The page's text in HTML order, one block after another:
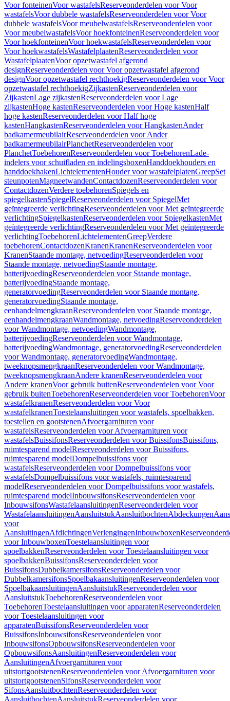
Voor fonteinenVoor wastafelsReserveonderdelen voor Voor
wastafelsVoor dubbele wastafelsReserveonderdelen voor Voor
dubbele wastafelsVoor meubelwastafelsReserveonderdelen voor
Voor meubelwastafelsVoor hoekfonteinenReserveonderdelen voor
Voor hoekfonteinenVoor hoekwastafelsReserveonderdelen voor
Voor hoekwastafelsWastafelplaatenReserveonderdelen voor
WastafelplaatenVoor opzetwastafel afgerond
designReserveonderdelen voor Voor opzetwastafel afgerond
designVoor opzetwastafel rechthoekigReserveonderdelen voor Voor
opzetwastafel rechthoekigZijkastenReserveonderdelen voor
ZijkastenLage zijkastenReserveonderdelen voor Lage
zijkastenHoge kastenReserveonderdelen voor Hoge kastenHalf
hoge kastenReserveonderdelen voor Half hoge
kastenHangkastenReserveonderdelen voor HangkastenAnder
badkamermeubilairReserveonderdelen voor Ander
badkamermeubilairPlanchetReserveonderdelen voor
PlanchetToebehorenReserveonderdelen voor ToebehorenLade-
indelers voor schuifladen en indelingsboxenHanddoekhouders en
handdoekhakenLichtelementenHouder voor wastafelplatenGreepSet
steunpotenMagneetwandenContactdozenReserveonderdelen voor
ContactdozenVerdere toebehorenSpiegels en
spiegelkastenSpiegelReserveonderdelen voor SpiegelMet
geïntegreerde verlichtingReserveonderdelen voor Met geïntegreerde
verlichtingSpiegelkastenReserveonderdelen voor SpiegelkastenMet
geïntegreerde verlichtingReserveonderdelen voor Met geïntegreerde
verlichtingToebehorenLichtelementenGreepVerdere
toebehorenContactdozenKranenKranenReserveonderdelen voor
KranenStaande montage, netvoedingReserveonderdelen voor
Staande montage, netvoedingStaande montage,
batterijvoedingReserveonderdelen voor Staande montage,
batterijvoedingStaande montage,
generatorvoedingReserveonderdelen voor Staande montage,
generatorvoedingStaande montage,
eenhandelmengkraanReserveonderdelen voor Staande montage,
eenhandelmengkraanWandmontage, netvoedingReserveonderdelen
voor Wandmontage, netvoedingWandmontage,
batterijvoedingReserveonderdelen voor Wandmontage,
batterijvoedingWandmontage, generatorvoedingReserveonderdelen
voor Wandmontage, generatorvoedingWandmontage,
tweeknopsmengkraanReserveonderdelen voor Wandmontage,
tweeknopsmengkraanAndere kranenReserveonderdelen voor
Andere kranenVoor gebruik buitenReserveonderdelen voor Voor
gebruik buitenToebehorenReserveonderdelen voor ToebehorenVoor
wastafelkranenReserveonderdelen voor Voor
wastafelkranenToestelaansluitingen voor wastafels, spoelbakken,
toestellen en gootstenenAfvoergarnituren voor
wastafelsReserveonderdelen voor Afvoergarnituren voor
wastafelsBuissifonsReserveonderdelen voor BuissifonsBuissifons,
ruimtesparend modelReserveonderdelen voor Buissifons,
ruimtesparend modelDompelbuissifons voor
wastafelsReserveonderdelen voor Dompelbuissifons voor
wastafelsDompelbuissifons voor wastafels, ruimtesparend
modelReserveonderdelen voor Dompelbuissifons voor wastafels,
ruimtesparend modelInbouwsifonsReserveonderdelen voor
InbouwsifonsWastafelaansluitingenReserveonderdelen voor
WastafelaansluitingenAansluitstukAansluitbochtenAbdeckungen
voor
AansluitingenAfdichtingenVerlengingenInbouwboxen
voor InbouwboxenToestelaansluitingen voor
spoelbakkenReserveonderdelen voor Toestelaansluitingen voor
spoelbakkenBuissifonsReserveonderdelen voor
BuissifonsDubbelkamersifonsReserveonderdelen voor
DubbelkamersifonsSpoelbakaansluitingenReserveonderdelen voor
SpoelbakaansluitingenAansluitstukReserveonderdelen voor
AansluitstukToebehorenReserveonderdelen voor
ToebehorenToestelaansluitingen voor apparatenReserveonderdelen
voor Toestelaansluitingen voor
apparatenBuissifonsReserveonderdelen voor
BuissifonsInbouwsifonsReserveonderdelen voor
InbouwsifonsOpbouwsifonsReserveonderdelen voor
OpbouwsifonsAansluitingenReserveonderdelen voor
AansluitingenAfvoergarnituren voor
uitstortgootstenenReserveonderdelen voor Afvoergarnituren voor
uitstortgootstenenSifonsReserveonderdelen voor
SifonsAansluitbochtenReserveonderdelen voor
AansluitbochtenAansluitstukReserveonderdelen voor